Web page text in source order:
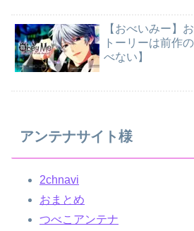
【おべいみー】
トーリーは前作
べない】
アンテナサイト様
2chnavi
おまとめ
つべこアンテナ